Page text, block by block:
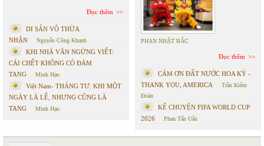
Đọc thêm
DI SẢN VÔ THỪA
NHẬN
Nguyễn Công Khanh
KHI NHÀ VĂN NGỪNG VIẾT:
CÁI CHẾT KHÔNG CÓ ĐÁM
TANG
Minh Hạo
Việt Nam- THÁNG TƯ: KHI MỘT
NGÀY LÀ LỄ, NHƯNG CŨNG LÀ
TANG
Minh Hạo
PHAN NHẬT BẮC
Đọc thêm
CÁM ƠN ĐẤT NƯỚC HOA KỲ -
THANK YOU, AMERICA
Trần Kiêm
Đoàn
KỂ CHUYỆN FIFA WORLD CUP
2026
Phan Tấn Uẩn